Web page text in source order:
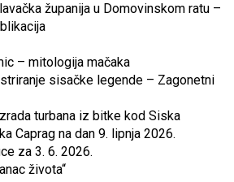
županija u Domovinskom ratu –
– mitologija mačaka
sisačke legende – Zagonetni
turbana iz bitke kod Siska
Caprag na dan 9. lipnja 2026.
za 3. 6. 2026.
života“